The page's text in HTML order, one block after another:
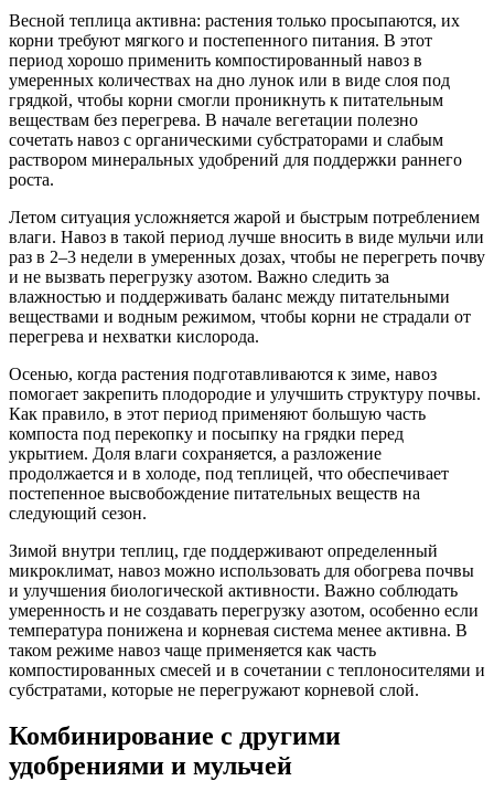
Весной теплица активна: растения только просыпаются, их
корни требуют мягкого и постепенного питания. В этот
период хорошо применить компостированный навоз в
умеренных количествах на дно лунок или в виде слоя под
грядкой, чтобы корни смогли проникнуть к питательным
веществам без перегрева. В начале вегетации полезно
сочетать навоз с органическими субстраторами и слабым
раствором минеральных удобрений для поддержки раннего
роста.
Летом ситуация усложняется жарой и быстрым потреблением
влаги. Навоз в такой период лучше вносить в виде мульчи или
раз в 2–3 недели в умеренных дозах, чтобы не перегреть почву
и не вызвать перегрузку азотом. Важно следить за
влажностью и поддерживать баланс между питательными
веществами и водным режимом, чтобы корни не страдали от
перегрева и нехватки кислорода.
Осенью, когда растения подготавливаются к зиме, навоз
помогает закрепить плодородие и улучшить структуру почвы.
Как правило, в этот период применяют большую часть
компоста под перекопку и посыпку на грядки перед
укрытием. Доля влаги сохраняется, а разложение
продолжается и в холоде, под теплицей, что обеспечивает
постепенное высвобождение питательных веществ на
следующий сезон.
Зимой внутри теплиц, где поддерживают определенный
микроклимат, навоз можно использовать для обогрева почвы
и улучшения биологической активности. Важно соблюдать
умеренность и не создавать перегрузку азотом, особенно если
температура понижена и корневая система менее активна. В
таком режиме навоз чаще применяется как часть
компостированных смесей и в сочетании с теплоносителями и
субстратами, которые не перегружают корневой слой.
Комбинирование с другими
удобрениями и мульчей